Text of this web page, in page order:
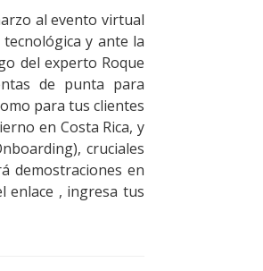
al evento virtual
y ante la
del experto Roque
de punta para
para tus clientes
en Costa Rica, y
cruciales
demostraciones en
enlace , ingresa tus